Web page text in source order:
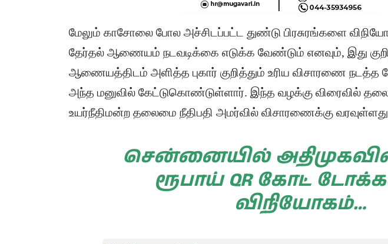
மேலும் காசோலை போல அச்சிடப்பட்ட துண்டு பிரசுரங்களை
தேர்தல் ஆணையம் நடவடிக்கை எடுக்க வேண்டும் எனவும், இது
ஆணையத்திடம் அளித்த புகார் குறித்தும் உரிய விசாரணை நடத்த
அந்த மனுவில் கேட்டுகொண்டுள்ளார். இந்த வழக்கு விரைவில்
உயர்நீதிமன்ற தலைமை நீதிபதி அமர்வில் விசாரணைக்கு
சென்னையில்
ரூபாய் QR கோட்
விநியோகம்…